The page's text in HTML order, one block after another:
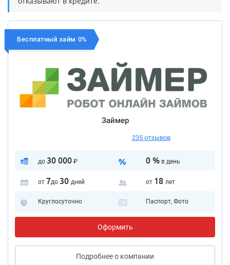
Бесплатный займ 0%
Займер
235 отзывов
до 30 000₽ 0 %в день
от 7до 30 дней от 18 лет
Круглосуточно Паспорт, Фото
Оформить
Подробнеео компании